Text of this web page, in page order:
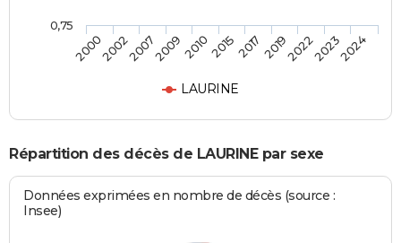
LAURINE
20002002200720092010201520172019202220232024
0,75
Répartition des décès de LAURINE par sexe
Données exprimées en nombre de décès (source :
Insee)